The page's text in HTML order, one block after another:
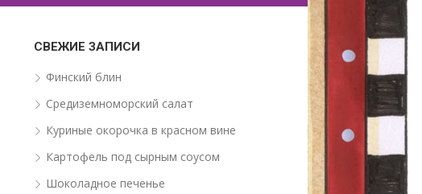
СВЕЖИЕ ЗАПИСИ
Финский блин
Средиземноморский салат
Куриные окорочка в красном вине
Картофель под сырным соусом
Шоколадное печенье